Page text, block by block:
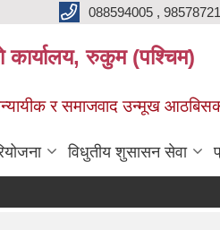
088594005 ,
कार्यालय, रुकुम (पश्चिम)
र समाजवाद उन्मूख
विधुतीय शुसासन सेवा